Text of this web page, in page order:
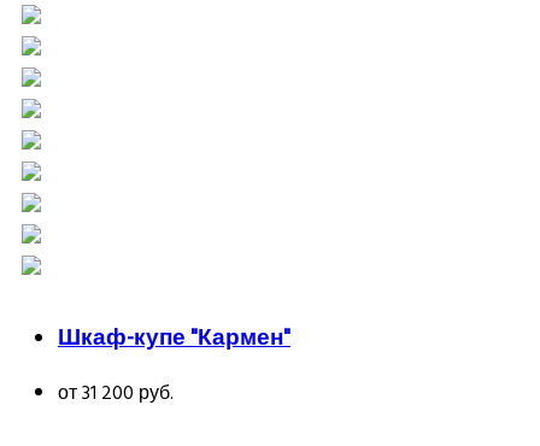
Шкаф-купе "Кармен"
от 31 200 руб.